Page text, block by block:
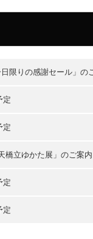
限りの感謝セール」の
定
定
橋立ゆかた展」のご案内
定
定